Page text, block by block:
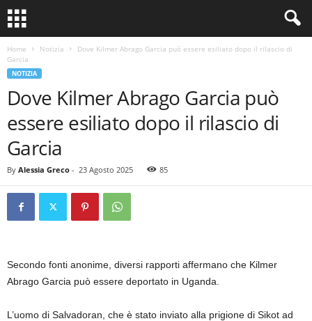
Home Notizia
Dove Kilmer Abrago Garcia può essere esiliato dopo il rilascio di
Garcia
NOTIZIA
Dove Kilmer Abrago Garcia può
essere esiliato dopo il rilascio di
Garcia
By Alessia Greco - 23 Agosto 2025 85
Secondo fonti anonime, diversi rapporti affermano che Kilmer
Abrago Garcia può essere deportato in Uganda.
L’uomo di Salvadoran, che è stato inviato alla prigione di Sikot ad